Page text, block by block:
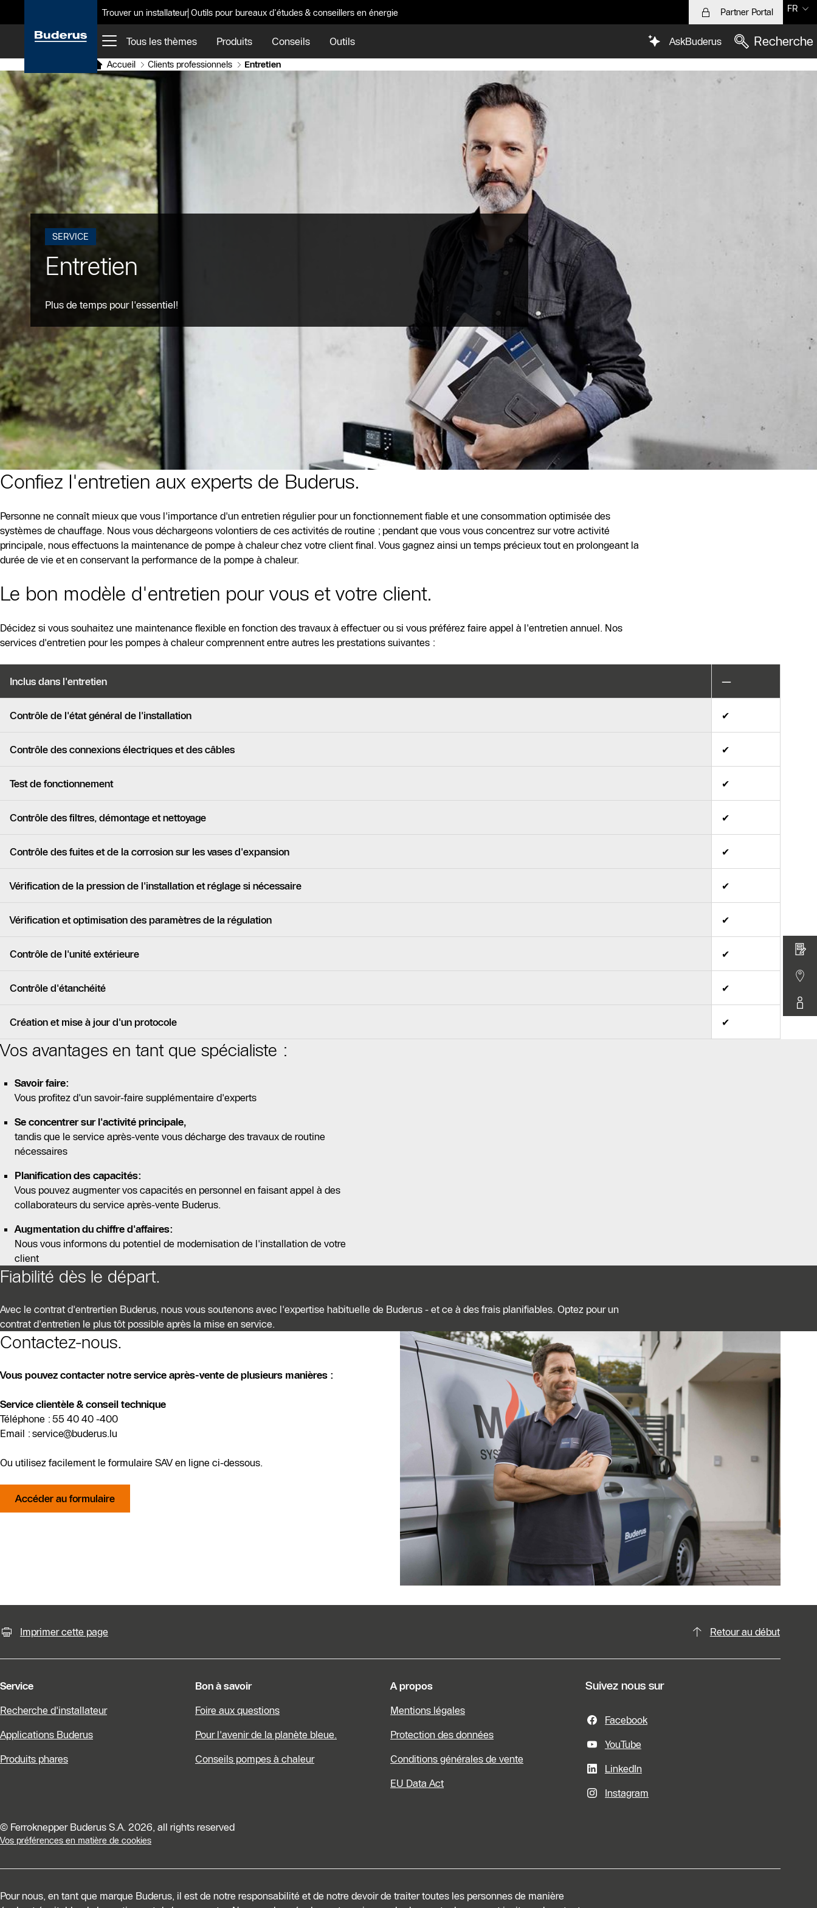
Trouver un installateur Outils pour bureaux d'études & conseillers en énergie Partner Portal FR
Tous les thèmes Produits Conseils Outils AskBuderus Recherche
Accueil Clients professionnels Entretien
SERVICE
Entretien
Plus de temps pour l'essentiel!
Confiez l'entretien aux experts de Buderus.
Personne ne connaît mieux que vous l'importance d'un entretien régulier pour un fonctionnement fiable et une consommation optimisée des
systèmes de chauffage. Nous vous déchargeons volontiers de ces activités de routine ; pendant que vous vous concentrez sur votre activité
principale, nous effectuons la maintenance de pompe à chaleur chez votre client final. Vous gagnez ainsi un temps précieux tout en prolongeant la
durée de vie et en conservant la performance de la pompe à chaleur.
Le bon modèle d'entretien pour vous et votre client.
Décidez si vous souhaitez une maintenance flexible en fonction des travaux à effectuer ou si vous préférez faire appel à l'entretien annuel. Nos
services d'entretien pour les pompes à chaleur comprennent entre autres les prestations suivantes :
Inclus dans l'entretien —
Contrôle de l'état général de l'installation ✔
Contrôle des connexions électriques et des câbles ✔
Test de fonctionnement ✔
Contrôle des filtres, démontage et nettoyage ✔
Contrôle des fuites et de la corrosion sur les vases d'expansion ✔
Vérification de la pression de l'installation et réglage si nécessaire ✔
Vérification et optimisation des paramètres de la régulation ✔
Contrôle de l'unité extérieure ✔
Contrôle d'étanchéité ✔
Création et mise à jour d'un protocole ✔
Vos avantages en tant que spécialiste :
Savoir faire:
Vous profitez d'un savoir-faire supplémentaire d'experts
Se concentrer sur l'activité principale,
tandis que le service après-vente vous décharge des travaux de routine
nécessaires
Planification des capacités:
Vous pouvez augmenter vos capacités en personnel en faisant appel à des
collaborateurs du service après-vente Buderus.
Augmentation du chiffre d'affaires:
Nous vous informons du potentiel de modernisation de l'installation de votre
client
Fiabilité dès le départ.
Avec le contrat d'entrertien Buderus, nous vous soutenons avec l'expertise habituelle de Buderus - et ce à des frais planifiables. Optez pour un
contrat d'entretien le plus tôt possible après la mise en service.
Contactez-nous.
Vous pouvez contacter notre service après-vente de plusieurs manières :
Service clientèle & conseil technique
Téléphone : 55 40 40 -400
Email : service@buderus.lu
Ou utilisez facilement le formulaire SAV en ligne ci-dessous.
Accéder au formulaire
Imprimer cette page Retour au début
Service
Recherche d'installateur
Applications Buderus
Produits phares
Bon à savoir
Foire aux questions
Pour l'avenir de la planète bleue.
Conseils pompes à chaleur
A propos
Mentions légales
Protection des données
Conditions générales de vente
EU Data Act
Suivez nous sur
Facebook
YouTube
LinkedIn
Instagram
© Ferroknepper Buderus S.A. 2026, all rights reserved
Vos préférences en matière de cookies
Pour nous, en tant que marque Buderus, il est de notre responsabilité et de notre devoir de traiter toutes les personnes de manière